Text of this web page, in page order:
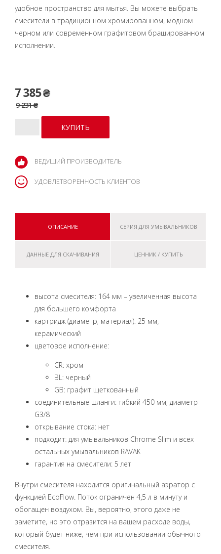
удобное пространство для мытья. Вы можете выбрать
смесители в традиционном хромированном, модном
черном или современном графитовом брашированном
исполнении.
7 385 ₴
9 231 ₴
ВЕДУЩИЙ ПРОИЗВОДИТЕЛЬ
УДОВЛЕТВОРЕННОСТЬ КЛИЕНТОВ
ОПИСАНИЕ СЕРИЯ ДЛЯ УМЫВАЛЬНИКОВ
ДАННЫЕ ДЛЯ СКАЧИВАНИЯ ЦЕННИК / КУПИТЬ
высота смесителя: 164 мм – увеличенная высота
для большего комфорта
картридж (диаметр, материал): 25 мм,
керамический
цветовое исполнение:
CR: хром
BL: черный
GB: графит щеткованный
соединительные шланги: гибкий 450 мм, диаметр
G3/8
открывание стока: нет
подходит: для умывальников Chrome Slim и всех
остальных умывальников RAVAK
гарантия на смесители: 5 лет
Внутри смесителя находится оригинальный аэратор с
функцией EcoFlow. Поток ограничен 4,5 л в минуту и
обогащен воздухом. Вы, вероятно, этого даже не
заметите, но это отразится на вашем расходе воды,
который будет ниже, чем при использовании обычного
смесителя.